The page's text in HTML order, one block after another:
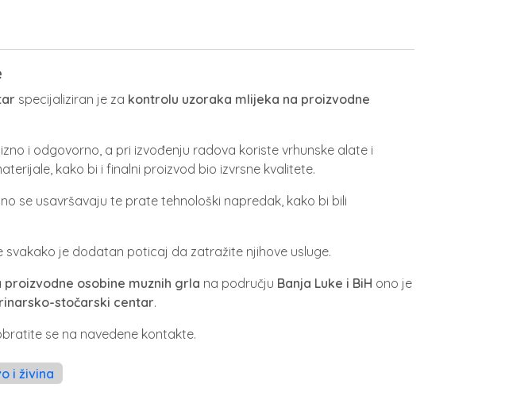
specijaliziran je za kontrolu uzoraka mlijeka na proizvodne
i odgovorno, a pri izvođenju radova koriste vrhunske alate i
kako bi i finalni proizvod bio izvrsne kvalitete.
se usavršavaju te prate tehnološki napredak, kako bi bili
svakako je dodatan poticaj da zatražite njihove usluge.
osobine muznih grla na području Banja Luke i BiH ono je
stočarski centar.
se na navedene kontakte.
i živina